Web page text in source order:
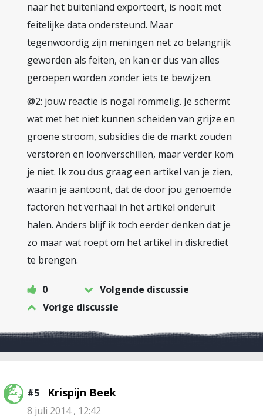
naar het buitenland exporteert, is nooit met
feitelijke data ondersteund. Maar
tegenwoordig zijn meningen net zo belangrijk
geworden als feiten, en kan er dus van alles
geroepen worden zonder iets te bewijzen.
@2: jouw reactie is nogal rommelig. Je schermt
wat met het niet kunnen scheiden van grijze en
groene stroom, subsidies die de markt zouden
verstoren en loonverschillen, maar verder kom
je niet. Ik zou dus graag een artikel van je zien,
waarin je aantoont, dat de door jou genoemde
factoren het verhaal in het artikel onderuit
halen. Anders blijf ik toch eerder denken dat je
zo maar wat roept om het artikel in diskrediet
te brengen.
0
Volgende discussie
Vorige discussie
#5 Krispijn Beek
8 juli 2014 , 12:42